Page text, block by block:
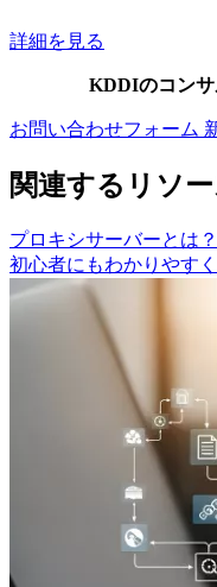
詳細を見る
KDDIのコン
お問い合わせフォーム
関連するリソー
プロキシサーバーとは
初心者にもわかりやす